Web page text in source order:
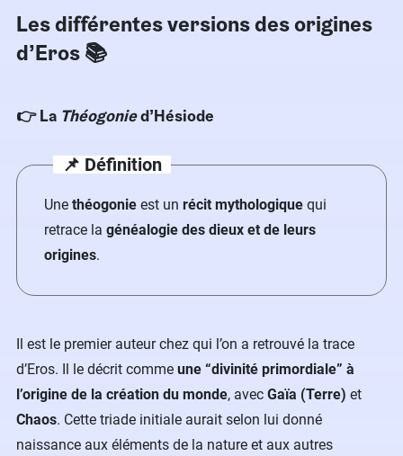
Les différentes versions des origines
d’Eros 📚
👉 La Théogonied’Hésiode
📌 Définition
Une théogonie est un récit mythologique qui
retrace la généalogie des dieux et de leurs
origines.
Il est le premier auteur chez qui l’on a retrouvé la trace
d’Eros. Il le décrit comme une “divinité primordiale” à
l’origine de la création du monde, avec Gaïa (Terre) et
Chaos. Cette triade initiale aurait selon lui donné
naissance aux éléments de la nature et aux autres